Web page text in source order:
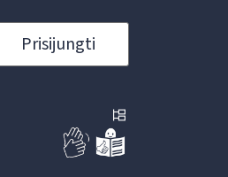
Prisijungti